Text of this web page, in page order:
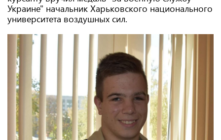
Украине" начальник Харьковского национального
университета воздушных сил.